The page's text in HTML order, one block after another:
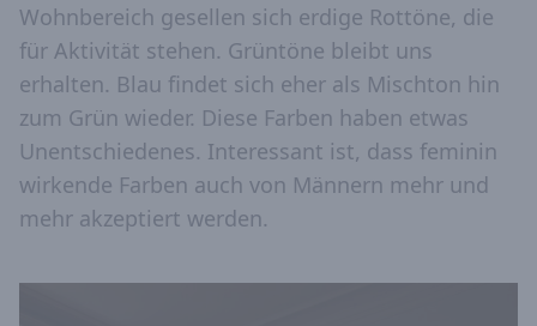
Wohnbereich gesellen sich erdige Rottöne, die
für Aktivität stehen. Grüntöne bleibt uns
erhalten. Blau findet sich eher als Mischton hin
zum Grün wieder. Diese Farben haben etwas
Unentschiedenes. Interessant ist, dass feminin
wirkende Farben auch von Männern mehr und
mehr akzeptiert werden.